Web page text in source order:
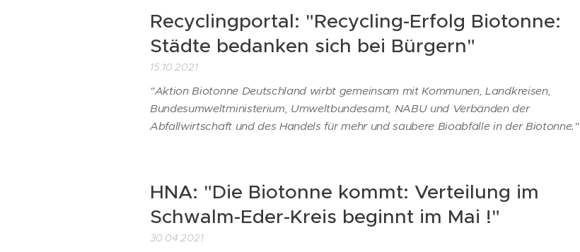
Recyclingportal: "Recycling-Erfolg Biotonne:
Städte bedanken sich bei Bürgern"
15.10.2021
"Aktion Biotonne Deutschland wirbt gemeinsam mit Kommunen, Landkreisen,
Bundesumweltministerium, Umweltbundesamt, NABU und Verbänden der
Abfallwirtschaft und des Handels für mehr und saubere Bioabfälle in der Biotonne."
HNA: "Die Biotonne kommt: Verteilung im
Schwalm-Eder-Kreis beginnt im Mai !"
30.04.2021